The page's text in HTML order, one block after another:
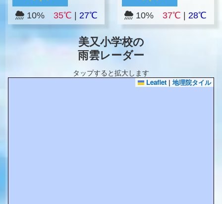
10% 35℃ 27℃ 10%37℃ |28℃
美又小学校の
雨雲レーダー
タップすると拡大します
Leaflet | 地理院タイル